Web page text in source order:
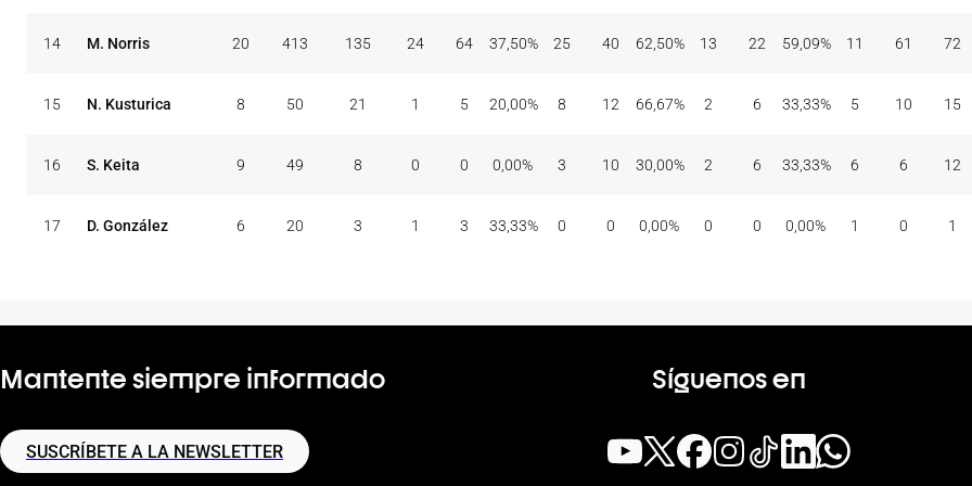
14 M. Norris 20 413 135 24 64 37,50% 25 40 62,50% 13 22 59,09% 11 61 72
15 N. Kusturica 8 50 21 1 5 20,00% 8 12 66,67% 2 6 33,33% 5 10 15
16 S. Keita 9 49 8 0 0 0,00% 3 10 30,00% 2 6 33,33% 6 6 12
17 D. González 6 20 3 1 3 33,33% 0 0 0,00% 0 0 0,00% 1 0 1
Mantente siempre informado
SUSCRÍBETE A LA NEWSLETTER
Síguenos en